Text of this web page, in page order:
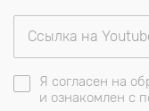
Я согласен на
и ознакомлен с